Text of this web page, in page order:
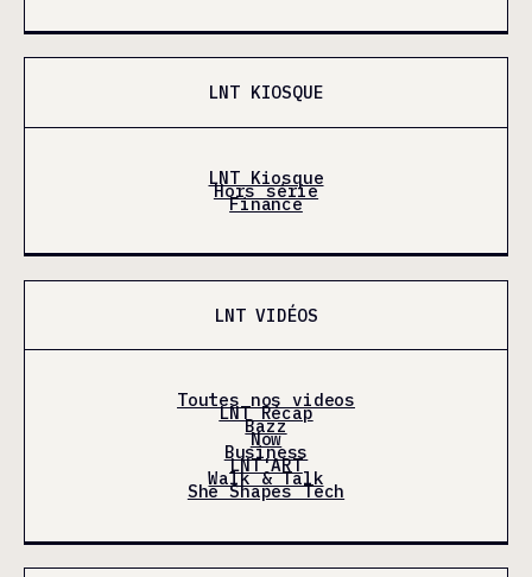
LNT KIOSQUE
LNT Kiosque
Hors série
Finance
LNT VIDÉOS
Toutes nos videos
LNT Récap
Bazz
Now
Business
LNT'ART
Walk & Talk
She Shapes Tech